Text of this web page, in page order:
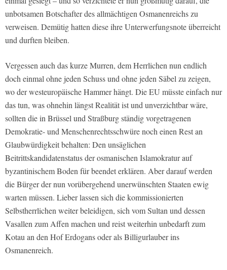
unbotsamen Botschafter des allmächtigen Osmanenreichs zu
verweisen. Demütig hatten diese ihre Unterwerfungsnote überreicht
und durften bleiben.
Vergessen auch das kurze Murren, dem Herrlichen nun endlich
doch einmal ohne jeden Schuss und ohne jeden Säbel zu zeigen,
wo der westeuropäische Hammer hängt. Die EU müsste einfach nur
das tun, was ohnehin längst Realität ist und unverzichtbar wäre,
sollten die in Brüssel und Straßburg ständig vorgetragenen
Demokratie- und Menschenrechtsschwüre noch einen Rest an
Glaubwürdigkeit behalten: Den unsäglichen
Beitrittskandidatenstatus der osmanischen Islamokratur auf
byzantinischem Boden für beendet erklären. Aber darauf werden
die Bürger der nun vorübergehend unerwünschten Staaten ewig
warten müssen. Lieber lassen sich die kommissionierten
Selbstherrlichen weiter beleidigen, sich vom Sultan und dessen
Vasallen zum Affen machen und reist weiterhin unbedarft zum
Kotau an den Hof Erdogans oder als Billigurlauber ins
Osmanenreich.